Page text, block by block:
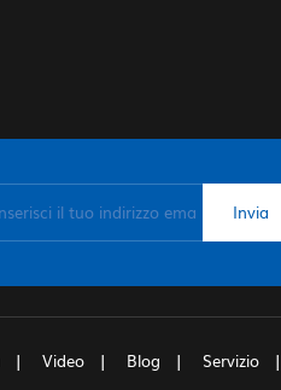
Video Blog Servizio